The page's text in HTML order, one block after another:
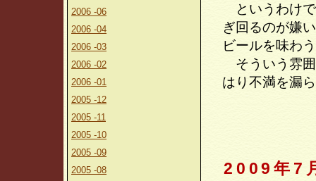
2006 -06
2006 -04
2006 -03
2006 -02
2006 -01
2005 -12
2005 -11
2005 -10
2005 -09
2005 -08
というわけで
ぎ回るのが嫌
ビールを味わ
そういう雰囲
はり不満を漏
2009年7